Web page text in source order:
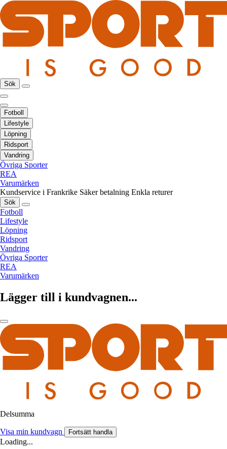
Sök
Fotboll
Lifestyle
Löpning
Ridsport
Vandring
Övriga Sporter
REA
Varumärken
Kundservice i Frankrike Säker betalning Enkla returer
Sök
Fotboll
Lifestyle
Löpning
Ridsport
Vandring
Övriga Sporter
REA
Varumärken
Lägger till i kundvagnen...
Delsumma
Visa min kundvagn Fortsätt handla
Loading...